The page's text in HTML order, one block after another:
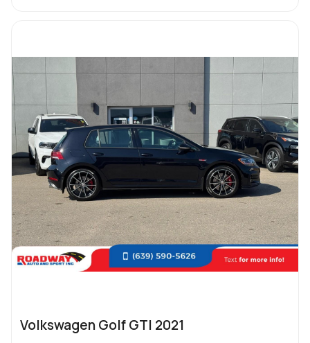
Volkswagen Golf GTI 2021